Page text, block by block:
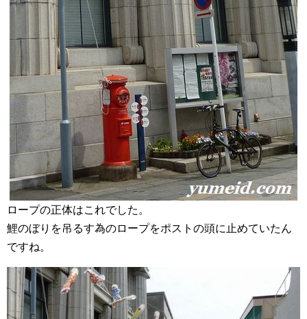
ロープの正体はこれでした。
鯉のぼりを吊るす為のロープをポストの頭に止めていたん
ですね。